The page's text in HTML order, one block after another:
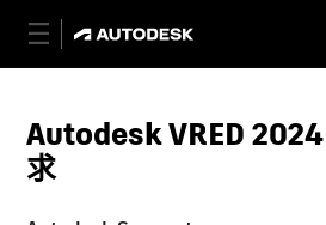
Autodesk VRED
求